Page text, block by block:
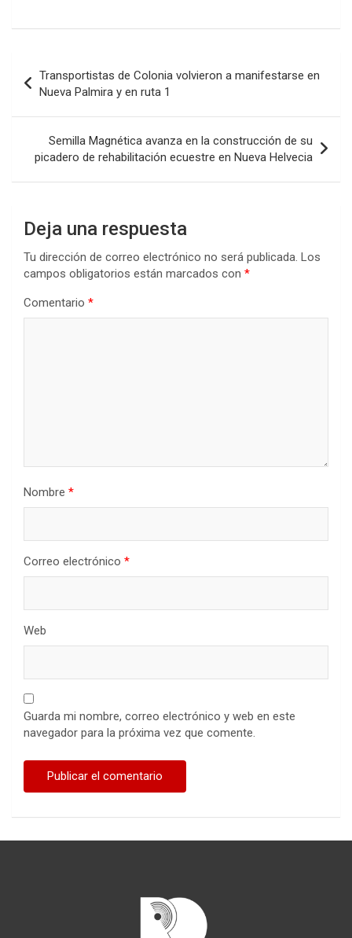
ce
o
o
k
tt
er
at
s
A
p
p
ke
dI
n
m
p
ar
tir
de
entradas
Transportistas de Colonia volvieron a manifestarse en
Nueva Palmira y en ruta 1
Semilla Magnética avanza en la construcción de su
picadero de rehabilitación ecuestre en Nueva Helvecia
Deja una respuesta
Tu dirección de correo electrónico no será publicada. Los
campos obligatorios están marcados con *
Comentario *
Nombre *
Correo electrónico *
Web
Guarda mi nombre, correo electrónico y web en este
navegador para la próxima vez que comente.